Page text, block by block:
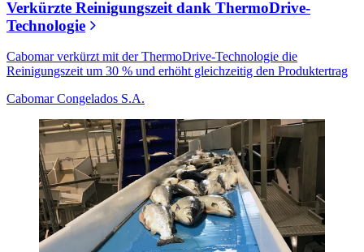
Verkürzte Reinigungszeit dank ThermoDrive-
Technologie
Cabomar verkürzt mit der ThermoDrive-Technologie die
Reinigungszeit um 30 % und erhöht gleichzeitig den Produktertrag
Cabomar Congelados S.A.